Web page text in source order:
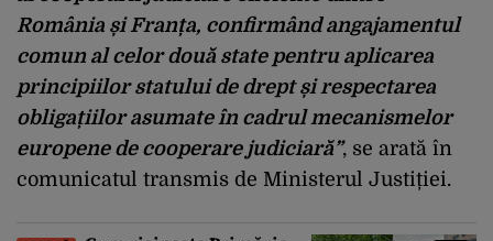
România și Franța, confirmând angajamentul
comun al celor două state pentru aplicarea
principiilor statului de drept și respectarea
obligațiilor asumate în cadrul mecanismelor
europene de cooperare judiciară”, se arată în
comunicatul transmis de Ministerul Justiției.